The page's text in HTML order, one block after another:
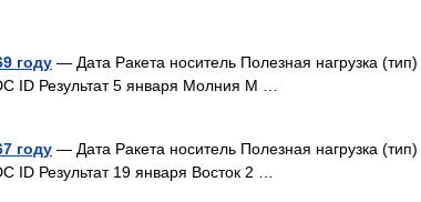
году — Дата Ракета носитель Полезная нагрузка (тип)
ID Результат 5 января Молния М …
году — Дата Ракета носитель Полезная нагрузка (тип)
ID Результат 19 января Восток 2 …